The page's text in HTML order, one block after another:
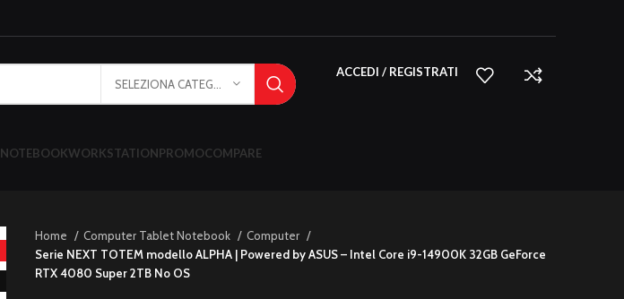
ACCEDI / REGISTRATI
NOTEBOOKWORKSTATIONPROMOCOMPARE
Home Computer Tablet Notebook
Computer
Serie NEXT TOTEM modello ALPHA | Powered by ASUS – Intel Core i9-14900K 32GB GeForce
RTX 4080 Super 2TB No OS